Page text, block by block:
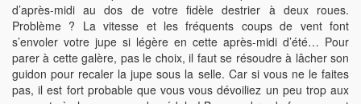
d’après-midi au dos de votre fidèle destrier à deux roues.
Problème ? La vitesse et les fréquents coups de vent font
s’envoler votre jupe si légère en cette après-midi d’été… Pour
parer à cette galère, pas le choix, il faut se résoudre à lâcher son
guidon pour recaler la jupe sous la selle. Car si vous ne le faites
pas, il est fort probable que vous vous dévoiliez un peu trop aux